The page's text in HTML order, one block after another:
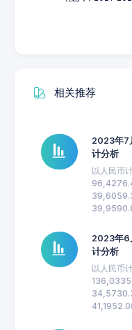
相关推荐
2023年7
计分析
以人民币
2023年6
计分析
以人民币